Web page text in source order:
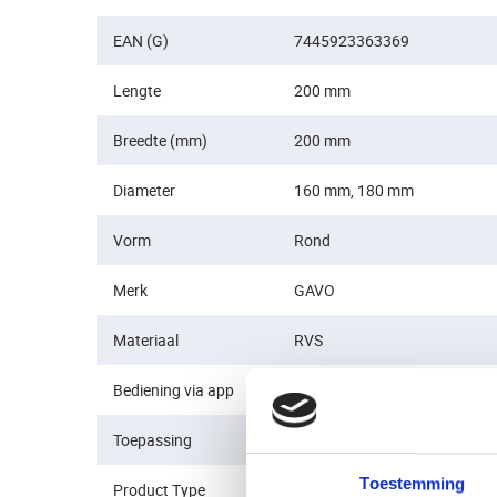
Toestemming
EAN (G) 7445923363369
Lengte 200 mm
Breedte (mm) 200 mm
Diameter 160 mm, 180 mm
Vorm Rond
Merk GAVO
Materiaal RVS
Bediening via app Nee
Toepassing
Product Type Ventilatieroosters buiten